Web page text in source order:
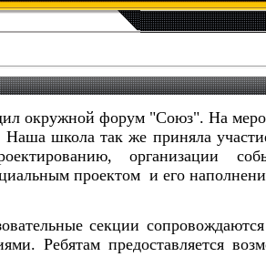
окружной форум "Союз". На
школа так же приняла
организации
проектом и его
секции
Ребятам предоставляется